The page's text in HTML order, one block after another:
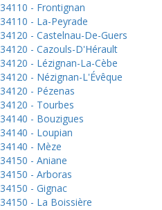
34110 - Frontignan
34110 - La-Peyrade
34120 - Castelnau-De-Guers
34120 - Cazouls-D'Hérault
34120 - Lézignan-La-Cèbe
34120 - Nézignan-L'Évêque
34120 - Pézenas
34120 - Tourbes
34140 - Bouzigues
34140 - Loupian
34140 - Mèze
34150 - Aniane
34150 - Arboras
34150 - Gignac
34150 - La Boissière